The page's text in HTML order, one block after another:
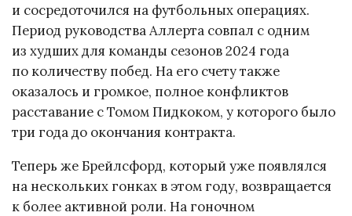
и сосредоточился на футбольных операциях.
Период руководства Аллерта совпал с одним
из худших для команды сезонов 2024 года
по количеству побед. На его счету также
оказалось и громкое, полное конфликтов
расставание с Томом Пидкоком, у которого было
три года до окончания контракта.
Теперь же Брейлсфорд, который уже появлялся
на нескольких гонках в этом году, возвращается
к более активной роли. На гоночном